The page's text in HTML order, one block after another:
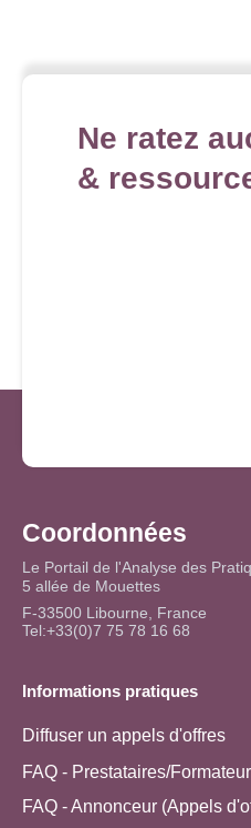
Ne ratez
&
Coordonnées
Le Portail de l'Analyse des
5 allée de Mouettes
F-33500 Libourne, France
Tel:+33(0)7 75 78 16 68
Informations pratiques
Diffuser un appels d'offres
FAQ - Prestataires/
FAQ - Annonceur (Appels